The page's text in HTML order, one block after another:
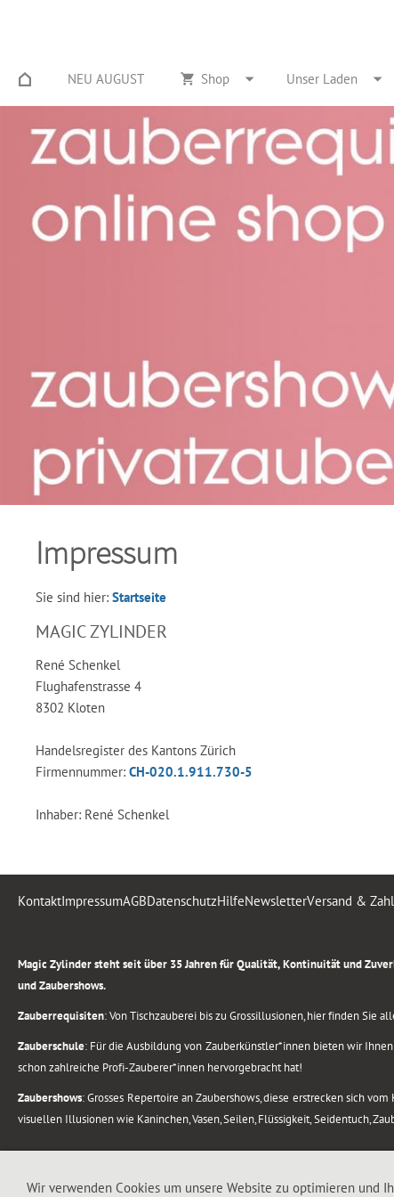
NEU AUGUST Shop Unser Laden
Impressum
Sie sind hier: Startseite
MAGIC ZYLINDER
René Schenkel
Flughafenstrasse 4
8302 Kloten
Handelsregister des Kantons Zürich
Firmennummer: CH-020.1.911.730-5
Inhaber: René Schenkel
KontaktImpressumAGBDatenschutzHilfeNewsletterVersand &
Magic Zylinder steht seit über 35 Jahren für Qualität, Kontinuität und
und Zaubershows.
Zauberrequisiten: Von Tischzauberei bis zu Grossillusionen, hier finden Sie
Zauberschule: Für die Ausbildung von Zauberkünstler*innen bieten wir
schon zahlreiche Profi-Zauberer*innen hervorgebracht hat!
Zaubershows: Grosses Repertoire an Zaubershows, diese erstrecken sich
visuellen Illusionen wie Kaninchen, Vasen, Seilen, Flüssigkeit, Seidentuch,
.
Alle Rechte vorbehalten. © 1988-2026 Magic Zylinder
Wir verwenden Cookies um unsere Website zu optimieren und